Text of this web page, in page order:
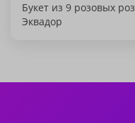
Букет из 9 розовых роз
Эквадор